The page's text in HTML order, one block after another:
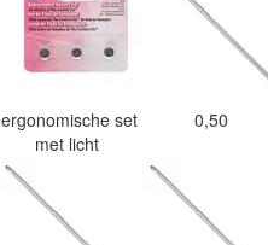
ergonomische set
met licht
0,50